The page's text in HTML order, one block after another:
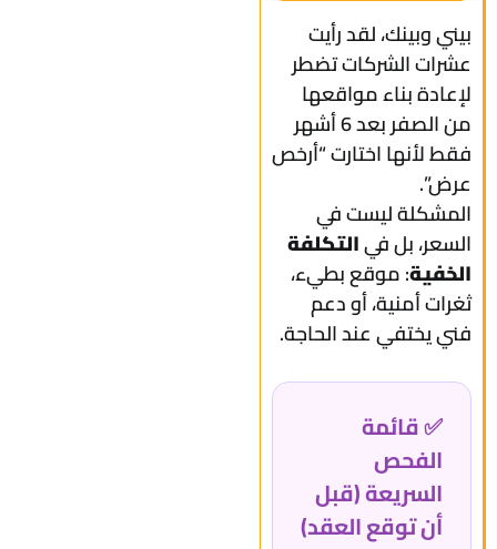
بيني وبينك، لقد رأيت
عشرات الشركات تضطر
لإعادة بناء مواقعها
من الصفر بعد 6 أشهر
فقط لأنها اختارت “أرخص
عرض”.
المشكلة ليست في
السعر، بل فيالتكلفة
الخفية: موقع بطيء،
ثغرات أمنية، أو دعم
فني يختفي عند الحاجة.
✅ قائمة
الفحص
السريعة (قبل
أن توقع العقد)